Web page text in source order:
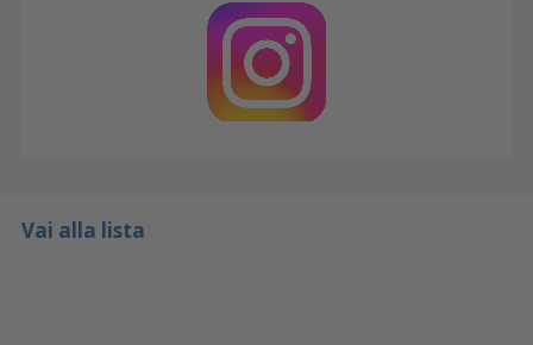
Vai alla lista